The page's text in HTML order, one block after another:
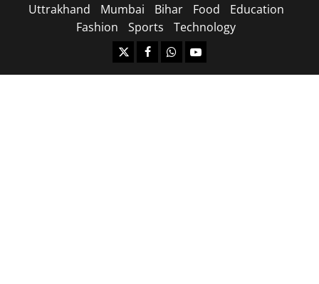
Uttrakhand
Mumbai Bihar Food
Education
Fashion
Sports Technology
https://x.com
facebook.com
https:/whatsapp.com/
Youtube.com